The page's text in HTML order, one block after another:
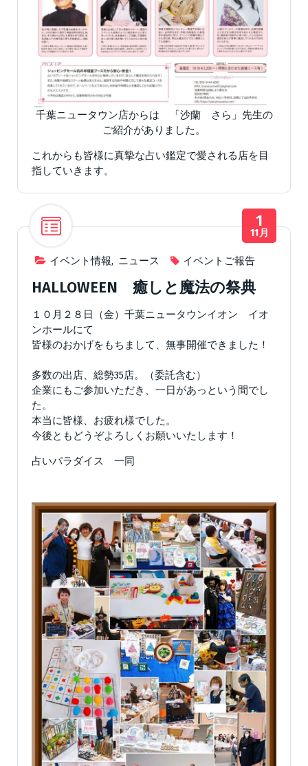
千葉ニュータウン店からは 「沙蘭 さら」先生の
ご紹介がありました。
これからも皆様に真摯な占い鑑定で愛される店を目
指していきます。
イベント情報, ニュース イベントご報告
1
11月
HALLOWEEN 癒しと魔法の祭典
１０月２８日（金）千葉ニュータウンイオン イオ
ンホールにて
皆様のおかげをもちまして、無事開催できました！
多数の出店、総勢35店。（委託含む）
企業にもご参加いただき、一日があっという間でし
た。
本当に皆様、お疲れ様でした。
今後ともどうぞよろしくお願いいたします！
占いパラダイス 一同